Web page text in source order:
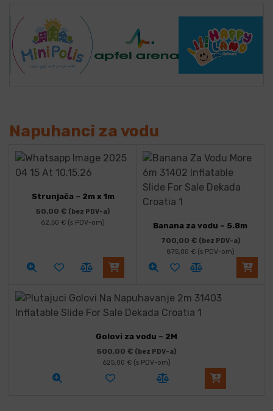
Napuhanci za vodu
Strunjača – 2m x 1m
50,00 € (bez PDV-a)
62,50 € (s PDV-om) Banana za vodu – 5.8m
700,00 € (bez PDV-a)
875,00 €(s PDV-om)
Golovi za vodu – 2M
500,00 € (bez PDV-a)
625,00 € (s PDV-om)